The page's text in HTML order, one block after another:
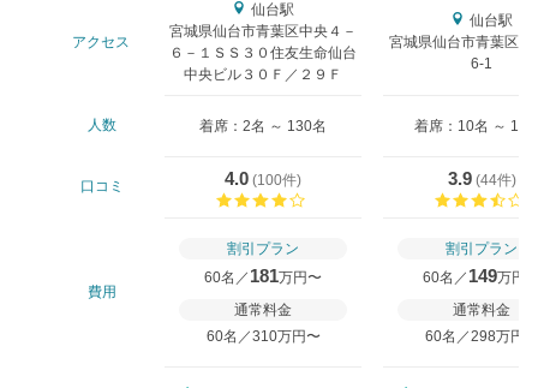
アクセス
仙台駅
宮城県仙台市青葉区中央４－
６－１ＳＳ３０住友生命仙台
中央ビル３０Ｆ／２９Ｆ
仙台駅
宮城県仙台市青葉区一
6-1
人数 着席：2名 ～ 130名 着席：10名 ～ 130
口コミ 4.0 (100件)
3.9(44件)
費用
割引プラン
60名／ 181万円〜
通常料金
60名／310万円〜
割引プラン
60名／ 149万円
通常料金
60名／298万円〜